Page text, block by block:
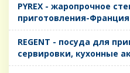
PYREX - жаропрочное
приготовления-Франция
REGENT - посуда для
сервировки, кухонные